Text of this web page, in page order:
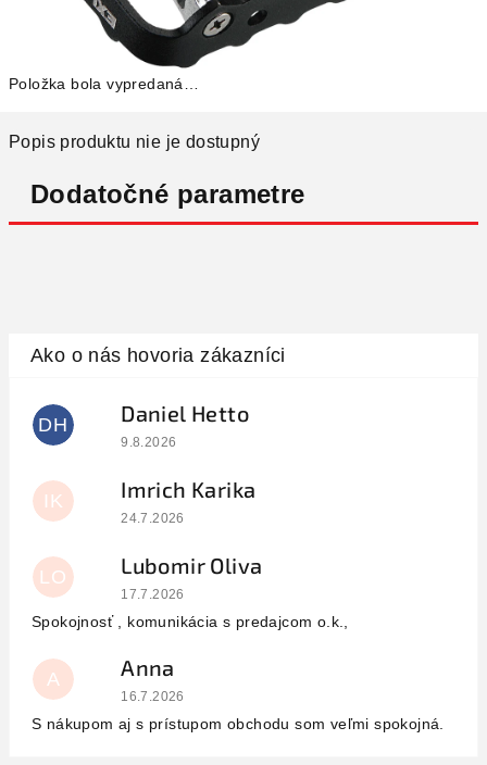
Položka bola vypredaná…
Popis produktu nie je dostupný
Dodatočné parametre
DH Daniel Hetto
Hodnotenie obchodu je 5 z 5 hviezdičiek.
9.8.2026
IK Imrich Karika
Hodnotenie obchodu je 5 z 5 hviezdičiek.
24.7.2026
LO Lubomir Oliva
Hodnotenie obchodu je 5 z 5 hviezdičiek.
17.7.2026
Spokojnosť , komunikácia s predajcom o.k.,
A Anna
Hodnotenie obchodu je 5 z 5 hviezdičiek.
16.7.2026
S nákupom aj s prístupom obchodu som veľmi spokojná.